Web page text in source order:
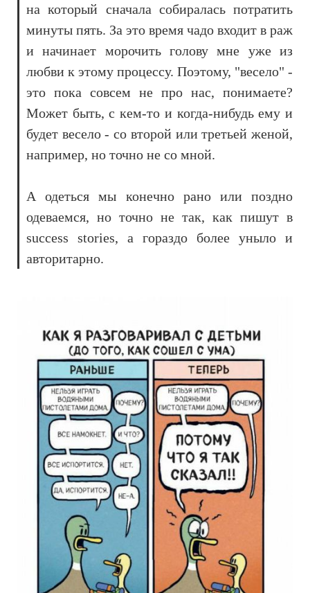
на который сначала собиралась потратить
минуты пять. За это время чадо входит в раж
и начинает морочить голову мне уже из
любви к этому процессу. Поэтому, "весело" -
это пока совсем не про нас, понимаете?
Может быть, с кем-то и когда-нибудь ему и
будет весело - со второй или третьей женой,
например, но точно не со мной.
А одеться мы конечно рано или поздно
одеваемся, но точно не так, как пишут в
success stories, а гораздо более уныло и
авторитарно.